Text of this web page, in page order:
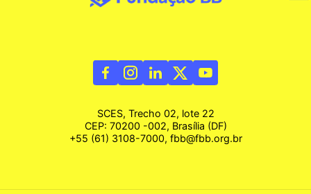
SCES, Trecho 02, lote 22
CEP: 70200 -002, Brasília (DF)
+55 (61) 3108-7000, fbb@fbb.org.br